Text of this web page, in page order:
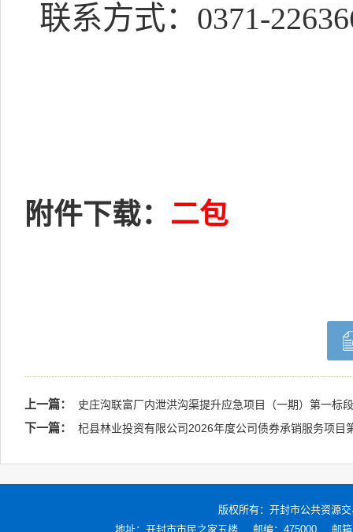
联系方式： 0371-
附件下载： 二包
上一篇： 史庄沟联富厂内泄洪沟渠提升应急项目（一期）第一标
下一篇： 杞县林业投资有限公司2026年度公司债券承销服务项
版权所有： 开封市公共资源
地址：开封市市民之家五楼
邮编：475000
邮